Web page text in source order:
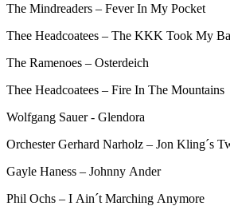
The Mindreaders – Fever In My Pocket
Thee Headcoatees – The KKK Took My
The Ramenoes – Osterdeich
Thee Headcoatees – Fire In The Mountains
Wolfgang Sauer - Glendora
Orchester Gerhard Narholz – Jon Kling´s
Gayle Haness – Johnny Ander
Phil Ochs – I Ain´t Marching Anymore